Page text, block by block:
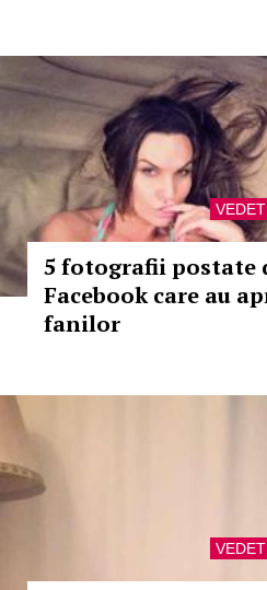
5 fotografii postate
Facebook care au
fanilor